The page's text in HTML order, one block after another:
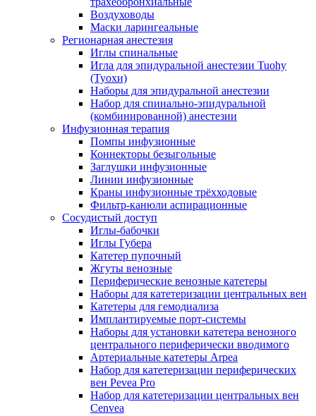
Воздуховоды
Маски ларингеальные
Регионарная анестезия
Иглы спинальные
Игла для эпидуральной анестезии Tuohy
(Туохи)
Наборы для эпидуральной анестезии
Набор для спинально-эпидуральной
(комбинированной) анестезии
Инфузионная терапия
Помпы инфузионные
Коннекторы безыгольные
Заглушки инфузионные
Линии инфузионные
Краны инфузионные трёхходовые
Фильтр-канюли аспирационные
Сосудистый доступ
Иглы-бабочки
Иглы Губера
Катетер пупочный
Жгуты венозные
Периферические венозные катетеры
Наборы для катетеризации центральных вен
Катетеры для гемодиализа
Имплантируемые порт‑системы
Наборы для установки катетера венозного
центрального периферически вводимого
Артериальные катетеры Arpea
Набор для катетеризации периферических
вен Pevea Pro
Набор для катетеризации центральных вен
Cenvea